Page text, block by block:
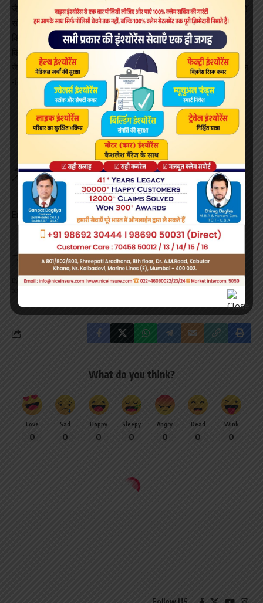
जैसे आइटम सॉन्ग के लिए हमेशा याद की जाती हैं अब वह इस फिल्म में ‘हलो हलो’
सॉन्ग में नजर आएंगी, जिसे गाया है रेखा भारद्वाज ने। गाने का लिरिक्स तैयार
किया है गुलज़ार ने और इसे कोरियॉग्राफ कर रहे हैं गणेश आचार्य।बताया गया है
कि बिपाशा बसु के फिल्मी करियर में उन्हें ‘बीड़ी जलइले’ और ‘नमक इश्क का’
जैसे हिट सॉन्ग देने वाले विशाल भारद्वाज ने इस बार मलाइका के लिए कुछ स्पेशल
नंबर की तैयारी की है।
Sign Up For Daily Newsletter
Be keep up! Get the latest breaking news delivered
straight to your inbox.
Email address:
By signing up, you agree to ourTerms of Useand acknowledge the data practices in
What do you think?
Love
0
Sad
0
Happy
0
Sleepy
0
Angry
0
Dead
0
Wink
0